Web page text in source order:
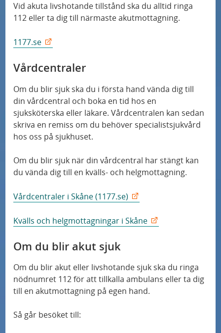
Vid akuta livshotande tillstånd ska du alltid ringa
112 eller ta dig till närmaste akutmottagning.
1177.se
Vårdcentraler
Om du blir sjuk ska du i första hand vända dig till
din vårdcentral och boka en tid hos en
sjuksköterska eller läkare. Vårdcentralen kan sedan
skriva en remiss om du behöver specialistsjukvård
hos oss på sjukhuset.
Om du blir sjuk när din vårdcentral har stängt kan
du vända dig till en kvälls- och helgmottagning.
Vårdcentraler i Skåne (1177.se)
Kvälls och helgmottagningar i Skåne
Om du blir akut sjuk
Om du blir akut eller livshotande sjuk ska du ringa
nödnumret 112 för att tillkalla ambulans eller ta dig
till en akutmottagning på egen hand.
Så går besöket till: